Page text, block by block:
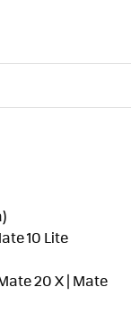
10 Lite
20 X | Mate